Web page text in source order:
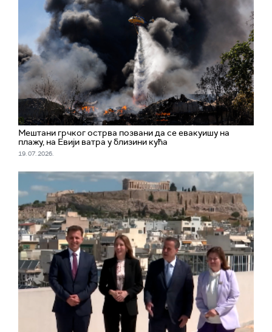
Мештани грчког острва позвани да се евакуишу на
плажу, на Евији ватра у близини кућа
19. 07. 2026.